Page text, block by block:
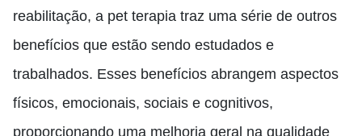
reabilitação, a pet terapia traz uma série de outros
benefícios que estão sendo estudados e
trabalhados. Esses benefícios abrangem aspectos
físicos, emocionais, sociais e cognitivos,
proporcionando uma melhoria geral na qualidade